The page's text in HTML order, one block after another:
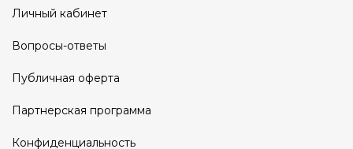
Личный кабинет
Вопросы-ответы
Публичная оферта
Партнерская программа
Конфиденциальность